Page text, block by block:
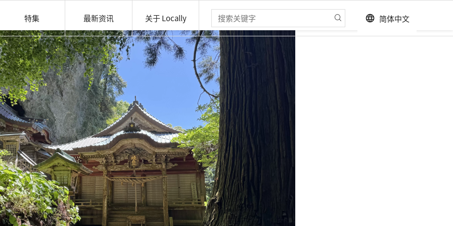
特集 最新资讯 关于 Locally language 简体中文